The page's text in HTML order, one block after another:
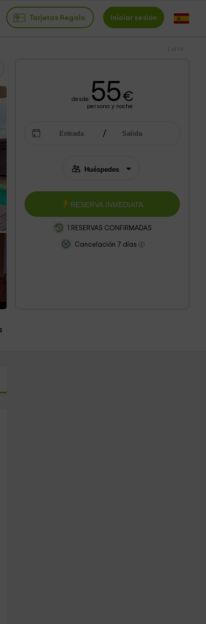
Tarjetas Regalo Iniciar sesión
Lurra
desde 55€
persona y noche
RESERVA INMEDIATA
1 RESERVAS CONFIRMADAS
Cancelación 7 días